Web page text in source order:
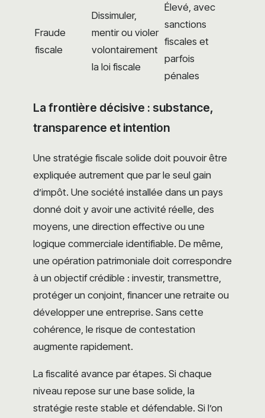
Fraude
fiscale
Dissimuler,
mentir ou violer
volontairement
la loi fiscale
Élevé, avec
sanctions
fiscales et
parfois
pénales
La frontière décisive : substance,
transparence et intention
Une stratégie fiscale solide doit pouvoir être
expliquée autrement que par le seul gain
d’impôt. Une société installée dans un pays
donné doit y avoir une activité réelle, des
moyens, une direction effective ou une
logique commerciale identifiable. De même,
une opération patrimoniale doit correspondre
à un objectif crédible : investir, transmettre,
protéger un conjoint, financer une retraite ou
développer une entreprise. Sans cette
cohérence, le risque de contestation
augmente rapidement.
La fiscalité avance par étapes. Si chaque
niveau repose sur une base solide, la
stratégie reste stable et défendable. Si l’on